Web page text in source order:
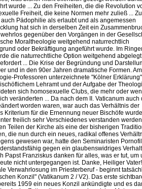
wurde ... Zu den Freiheiten, die die Revolution
Freiheit, die keine Normen mehr zuließ ...
Pädophilie als erlaubt und als angemessen
hat sich in derselben Zeit ein
gegenüber den Vorgängen in der
Moraltheologie weitgehend naturrechtlich
oder Bekräftigung angeführt wurde. Im
die naturrechtliche Option weitgehend abgelegt
... Die Krise der Begründung und
und in den 90er Jahren dramatische Formen.
Professoren unterzeichnete "Kölner
Lehramt und der Aufgabe der
sich homosexuelle Clubs, die mehr oder
veränderten ... Da nach dem II. Vaticanum auch
worden waren, war auch das Verhältnis der
Kriterium für die Ernennung neuer Bischöfe
freilich sehr Verschiedenes verstanden werden
Teilen der Kirche als eine der bisherigen
die nun durch ein neues, radikal offenes
gewesen war, hatte den Seminaristen
gegen ein glaubenswidriges
Papst Franziskus danken für alles, was er tut, um
nicht untergegangen ist. Danke, Heiliger
Verwahrlosung im Priesterberuf - beginnt
Konzil" (Vatikanum 2 / V2). Das erste
1959 ein neues Konzil ankündigte und es